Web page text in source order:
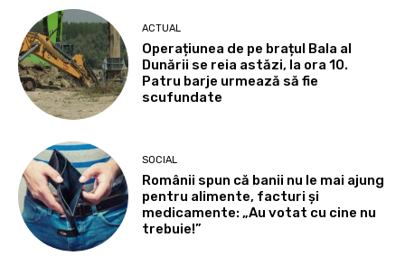
ACTUAL
Operațiunea de pe brațul Bala al
Dunării se reia astăzi, la ora 10.
Patru barje urmează să fie
scufundate
SOCIAL
Românii spun că banii nu le mai ajung
pentru alimente, facturi și
medicamente: „Au votat cu cine nu
trebuie!”